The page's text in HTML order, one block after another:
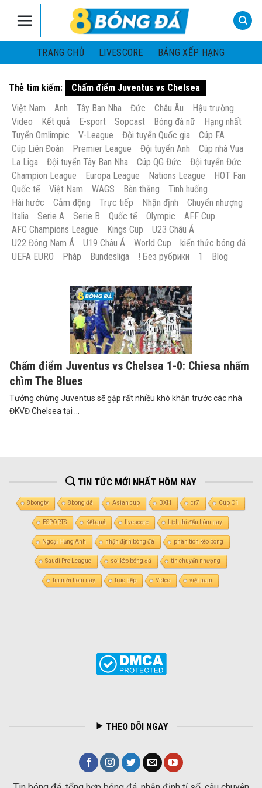
TRANG CHỦ
LIVESCORE BẢNG XẾP HẠNG
Thẻ tìm kiếm:
Chấm điểm Juventus vs Chelsea
Việt Nam
Anh Tây Ban Nha Đức Châu Âu
Hậu trường
Video
Kết quả E-sport Sopcast Bóng đá nữ
Hạng nhất
Tuyển Omlimpic
V-League Đội tuyển Quốc gia
Cúp FA
Cúp Liên Đoàn
Premier League Đội tuyển Anh
Cúp nhà Vua
La Liga
Đội tuyển Tây Ban Nha Cúp QG Đức
Đội tuyển Đức
Champion League
Europa League Nations League
HOT Fan
Quốc tế
Việt Nam WAGS Bàn thắng
Tình huống
Hài hước
Cảm động Trực tiếp Nhận định
Chuyển nhượng
Italia
Serie A Serie B Quốc tế Olympic
AFF Cup
AFC Champions League
Kings Cup
U23 Châu Á
U22 Đông Nam Á
U19 Châu Á World Cup
kiến thức bóng đá
UEFA EURO
Pháp Bundesliga ! Без рубрики 1 Blog
Chấm điểm Juventus vs Chelsea 1-0: Chiesa nhấm
chìm The Blues
Tưởng chừng Juventus sẽ gặp rất nhiều khó khăn trước các nhà
ĐKVĐ Chelsea tại ...
TIN TỨC MỚI NHẤT HÔM NAY
8bongtv 8bong đá Asian cup BXH cr7 Cúp C1
ESPORTS Kết quả livescore Lịch thi đấu hôm nay
Ngoại Hạng Anh nhận định bóng đá phân tích kèo bóng
Saudi Pro League soi kèo bóng đá tin chuyển nhượng
tin mới hôm nay trực tiếp Video việt nam
THEO DÕI NGAY